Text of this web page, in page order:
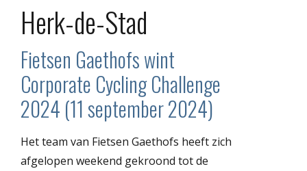
Herk-de-Stad
Fietsen Gaethofs wint
Corporate Cycling Challenge
2024 (11 september 2024)
Het team van Fietsen Gaethofs heeft zich
afgelopen weekend gekroond tot de